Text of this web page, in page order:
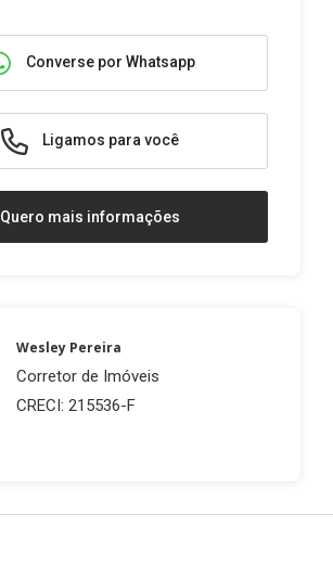
Converse por Whatsapp
Ligamos para você
Quero mais informações
Wesley Pereira
Corretor de Imóveis
CRECI: 215536-F